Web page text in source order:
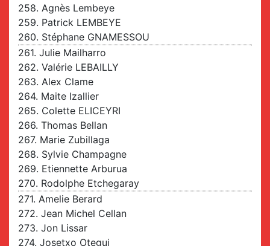
258. Agnès Lembeye
259. Patrick LEMBEYE
260. Stéphane GNAMESSOU
261. Julie Mailharro
262. Valérie LEBAILLY
263. Alex Clame
264. Maite Izallier
265. Colette ELICEYRI
266. Thomas Bellan
267. Marie Zubillaga
268. Sylvie Champagne
269. Etiennette Arburua
270. Rodolphe Etchegaray
271. Amelie Berard
272. Jean Michel Cellan
273. Jon Lissar
274. Josetxo Otegui